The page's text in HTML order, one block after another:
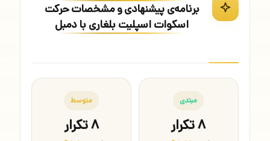
برنامه‌ی پیشنهادی و مشخصات حرکت
اسکوات اسپلیت بلغاری با دمبل
مبتدی
۸ تکرار
متوسط
۸ تکرار